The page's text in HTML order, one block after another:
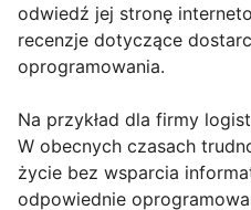
odwiedź jej stronę
recenzje dotyczące
oprogramowania.
Na przykład dla firmy
W obecnych czasach
życie bez wsparcia
odpowiednie